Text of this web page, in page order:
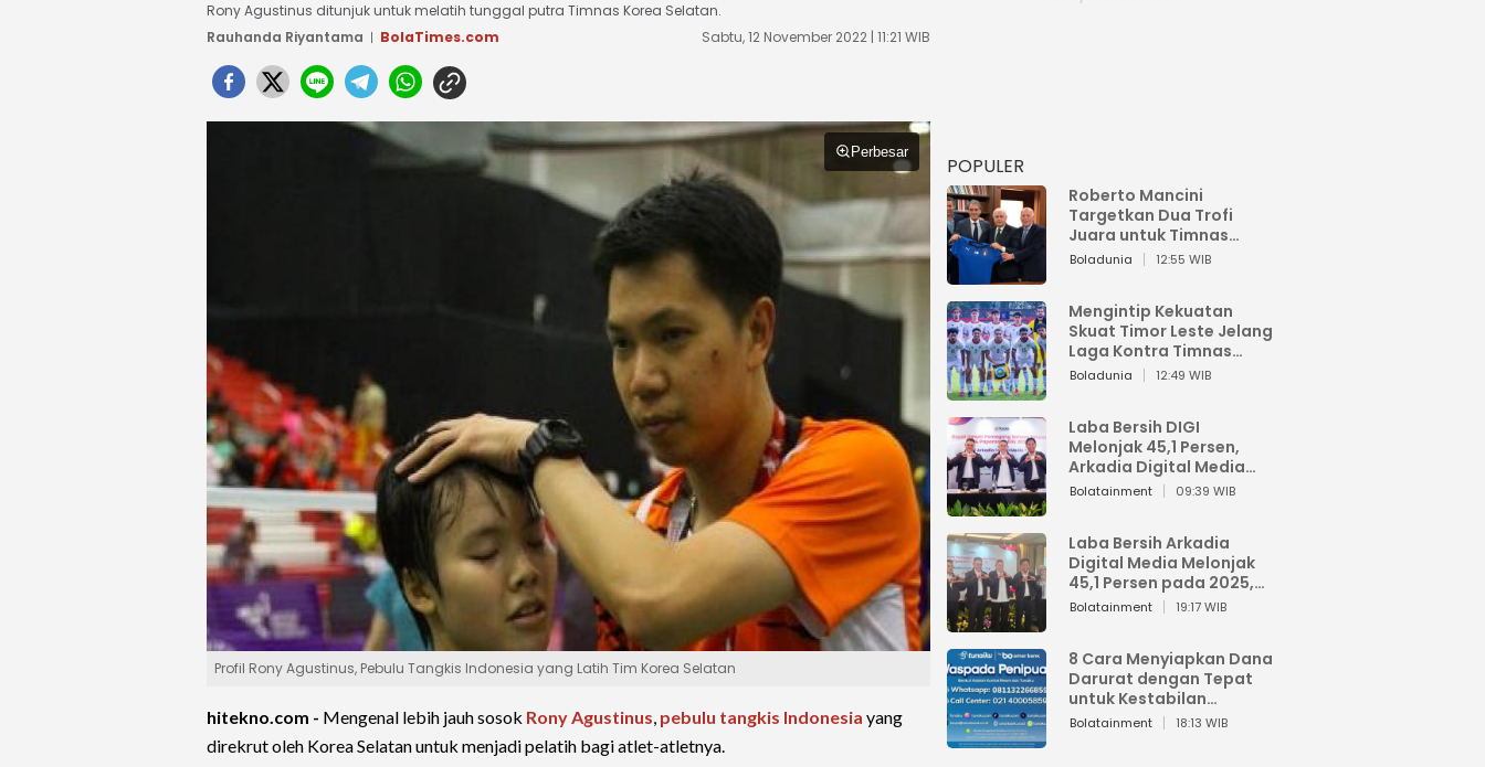
Rony Agustinus ditunjuk untuk melatih tunggal putra Timnas Korea Selatan.
Rauhanda Riyantama
BolaTimes.com Sabtu, 12 November 2022 | 11:21 WIB
Perbesar
Profil Rony Agustinus, Pebulu Tangkis Indonesia yang Latih Tim Korea Selatan
hitekno.com - Mengenal lebih jauh sosok Rony Agustinus, pebulu tangkis Indonesia yang
direkrut oleh Korea Selatan untuk menjadi pelatih bagi atlet-atletnya.
POPULER
Roberto Mancini
Targetkan Dua Trofi
Juara untuk Timnas
Italia
Boladunia 12:55 WIB
Mengintip Kekuatan
Skuat Timor Leste Jelang
Laga Kontra Timnas
Indonesia di Piala AFF
Boladunia 12:49 WIB
Laba Bersih DIGI
Melonjak 45,1 Persen,
Arkadia Digital Media
Perkuat Bisnis AI dan
Bolatainment 09:39 WIB
Laba Bersih Arkadia
Digital Media Melonjak
45,1 Persen pada 2025,
Sentuh Rp1,76 Miliar
Bolatainment 19:17 WIB
8 Cara Menyiapkan Dana
Darurat dengan Tepat
untuk Kestabilan
Keuangan
Bolatainment 18:13 WIB